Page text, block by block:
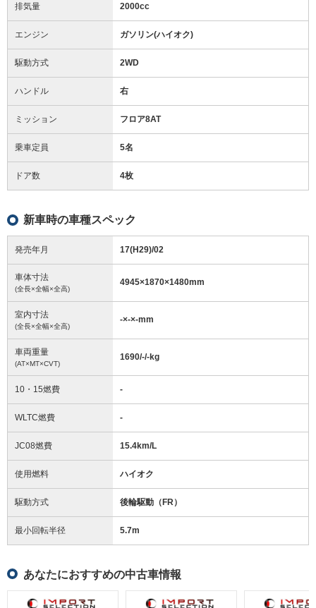
排気量 2000cc
エンジン ガソリン(ハイオク)
駆動方式 2WD
ハンドル 右
ミッション フロア8AT
乗車定員 5名
ドア数 4枚
新車時の車種スペック
発売年月 17(H29)/02
車体寸法
(全長×全幅×全高)
4945×1870×1480mm
室内寸法
(全長×全幅×全高)
-×-×-mm
車両重量
(AT×MT×CVT)
1690/-/-kg
10・15燃費 -
WLTC燃費 -
JC08燃費 15.4km/L
使用燃料 ハイオク
駆動方式 後輪駆動（FR）
最小回転半径 5.7m
あなたにおすすめの中古車情報